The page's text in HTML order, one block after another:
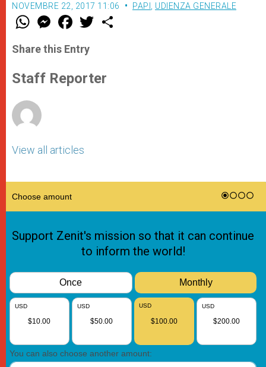
NOVEMBRE 22, 2017 11:06 PAPI UDIENZA GENERALE
W
t
s
p
p
M
e
s
e
g
e
F
a
e
b
o
k
w
r
Share this Entry
Staff Reporter
View all articles